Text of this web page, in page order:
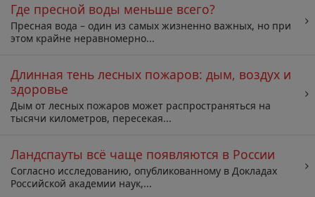
Где пресной воды меньше всего?
Пресная вода – один из самых жизненно важных, но при
этом крайне неравномерно...
Длинная тень лесных пожаров: дым, воздух и
здоровье
Дым от лесных пожаров может распространяться на
тысячи километров, пересекая...
Ландспауты всё чаще появляются в России
Согласно исследованию, опубликованному в Докладах
Российской академии наук,...